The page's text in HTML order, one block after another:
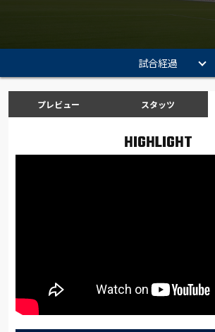
試合経過
プレビュー スタッツ
HIGHLIGHT